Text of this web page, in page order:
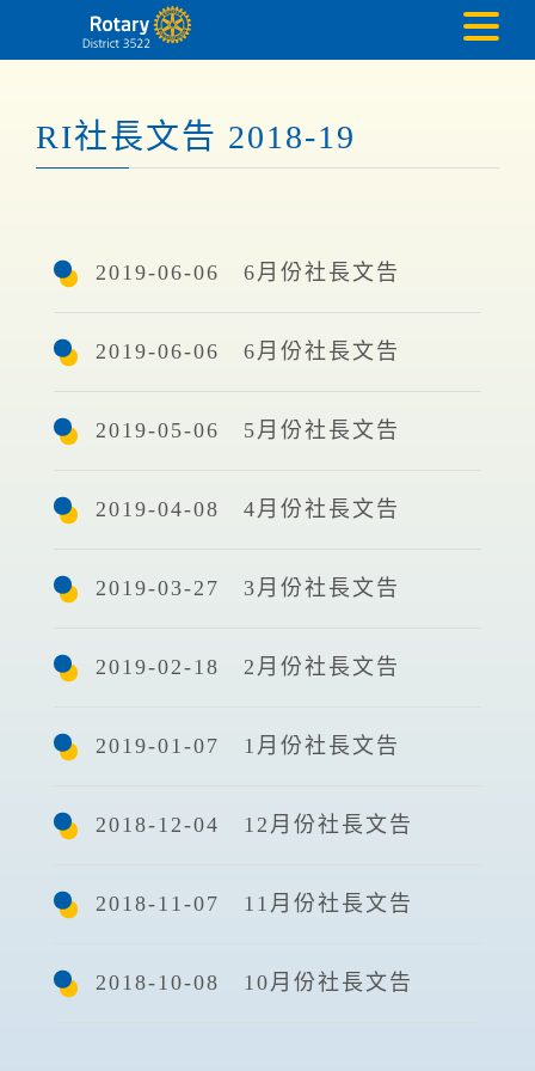
RI社長文告 2018-19
2019-06-06 6月份社長文告
2019-06-06 6月份社長文告
2019-05-06 5月份社長文告
2019-04-08 4月份社長文告
2019-03-27 3月份社長文告
2019-02-18 2月份社長文告
2019-01-07 1月份社長文告
2018-12-04 12月份社長文告
2018-11-07 11月份社長文告
2018-10-08 10月份社長文告